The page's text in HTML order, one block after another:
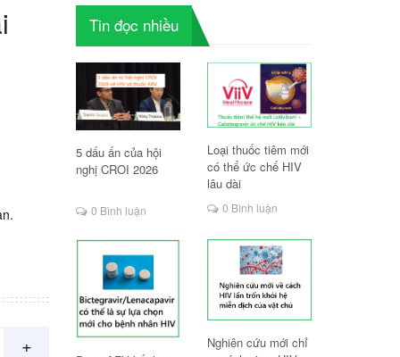
+
Tin đọc nhiều
5 dấu ấn của hội
nghị CROI 2026
0 Bình luận
Loại thuốc tiêm mới
có thể ức chế HIV
lâu dài
0 Bình luận
Nghiên cứu mới chỉ